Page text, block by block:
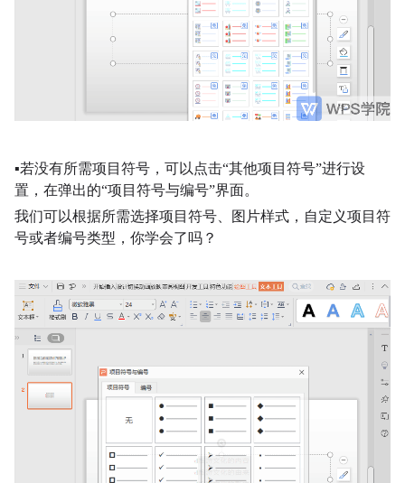
▪若没有所需项目符号，可以点击“其他项目符号”进行设
置，在弹出的“项目符号与编号”界面。
我们可以根据所需选择项目符号、图片样式，自定义项目符
号或者编号类型， 你学会了吗？